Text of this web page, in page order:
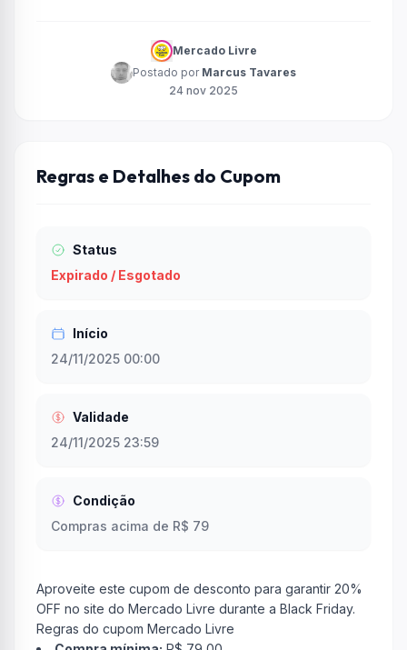
Mercado Livre
Postado por Marcus Tavares
24 nov 2025
Regras e Detalhes do Cupom
Status
Expirado / Esgotado
Início
24/11/2025 00:00
Validade
24/11/2025 23:59
Condição
Compras acima de R$ 79
Aproveite este cupom de desconto para garantir 20%
OFF no site do Mercado Livre durante a Black Friday.
Regras do cupom Mercado Livre